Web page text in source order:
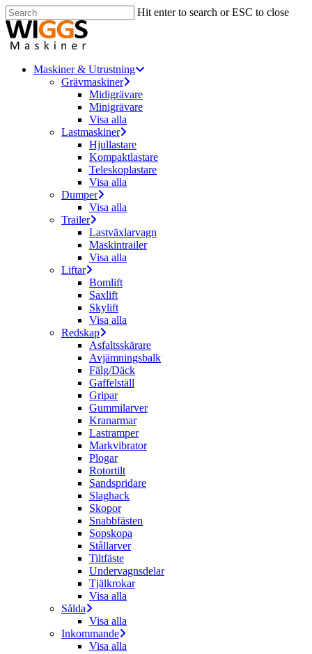
Skip
to
main
content
Hit enter to search or ESC to close
Close
Search
Menu
Maskiner & Utrustning
Grävmaskiner
Midigrävare
Minigrävare
Visa alla
Lastmaskiner
Hjullastare
Kompaktlastare
Teleskoplastare
Visa alla
Dumper
Visa alla
Trailer
Lastväxlarvagn
Maskintrailer
Visa alla
Liftar
Bomlift
Saxlift
Skylift
Visa alla
Redskap
Asfaltsskärare
Avjämningsbalk
Fälg/Däck
Gaffelställ
Gripar
Gummilarver
Kranarmar
Lastramper
Markvibrator
Plogar
Rotortilt
Sandspridare
Slaghack
Skopor
Snabbfästen
Sopskopa
Stållarver
Tiltfäste
Undervagnsdelar
Tjälkrokar
Visa alla
Sålda
Visa alla
Inkommande
Visa alla